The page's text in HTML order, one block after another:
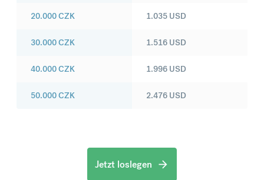
20.000CZK
30.000CZK
40.000CZK
50.000CZK
1.035 USD
1.516 USD
1.996 USD
2.476 USD
Jetzt loslegen